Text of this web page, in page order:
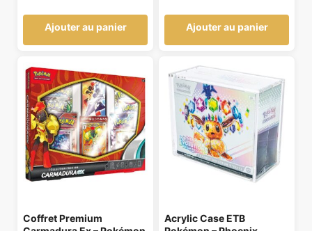
Ajouter au panier Ajouter au panier
Coffret Premium
Acrylic Case ETB